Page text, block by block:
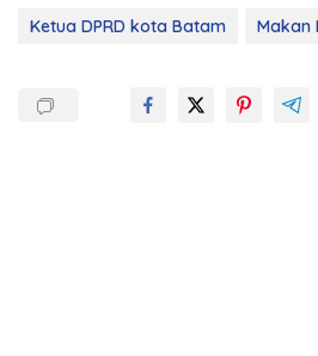
Ketua DPRD kota Batam Makan